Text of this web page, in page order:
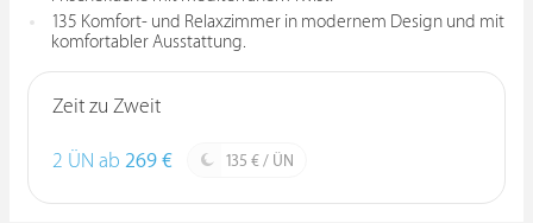
135 Komfort- und Relaxzimmer in modernem Design und mit
komfortabler Ausstattung.
Zeit zu Zweit
2 ÜN ab 269 € 135 € / ÜN